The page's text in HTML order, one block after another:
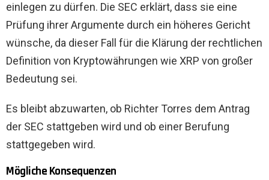
einlegen zu dürfen. Die SEC erklärt, dass sie eine
Prüfung ihrer Argumente durch ein höheres Gericht
wünsche, da dieser Fall für die Klärung der rechtlichen
Definition von Kryptowährungen wie XRP von großer
Bedeutung sei.
Es bleibt abzuwarten, ob Richter Torres dem Antrag
der SEC stattgeben wird und ob einer Berufung
stattgegeben wird.
Mögliche Konsequenzen